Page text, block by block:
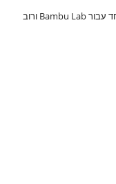
– מותאם במיוחד עבור Bambu Lab ורוב